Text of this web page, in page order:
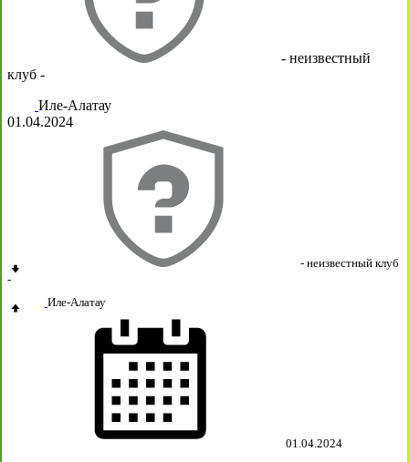
- неизвестный
клуб -
Иле-Алатау
01.04.2024
- неизвестный клуб
-
Иле-Алатау
01.04.2024